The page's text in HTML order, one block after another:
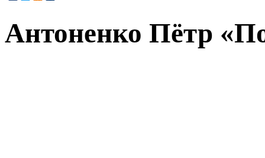
Антоненко Пётр